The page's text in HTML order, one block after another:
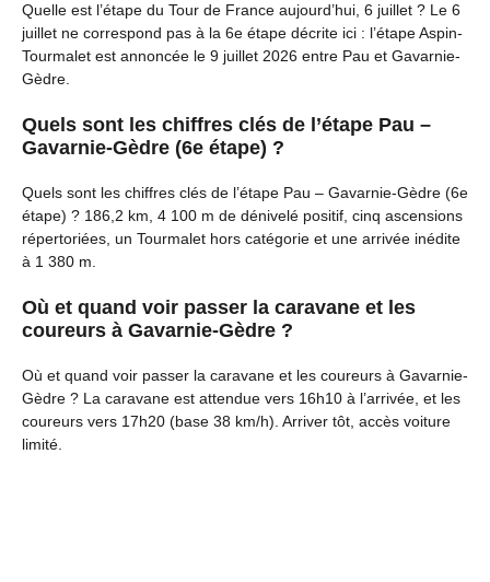
Quelle est l’étape du Tour de France aujourd’hui, 6 juillet ? Le 6
juillet ne correspond pas à la 6e étape décrite ici : l’étape Aspin-
Tourmalet est annoncée le 9 juillet 2026 entre Pau et Gavarnie-
Gèdre.
Quels sont les chiffres clés de l’étape Pau –
Gavarnie-Gèdre (6e étape) ?
Quels sont les chiffres clés de l’étape Pau – Gavarnie-Gèdre (6e
étape) ? 186,2 km, 4 100 m de dénivelé positif, cinq ascensions
répertoriées, un Tourmalet hors catégorie et une arrivée inédite
à 1 380 m.
Où et quand voir passer la caravane et les
coureurs à Gavarnie-Gèdre ?
Où et quand voir passer la caravane et les coureurs à Gavarnie-
Gèdre ? La caravane est attendue vers 16h10 à l’arrivée, et les
coureurs vers 17h20 (base 38 km/h). Arriver tôt, accès voiture
limité.